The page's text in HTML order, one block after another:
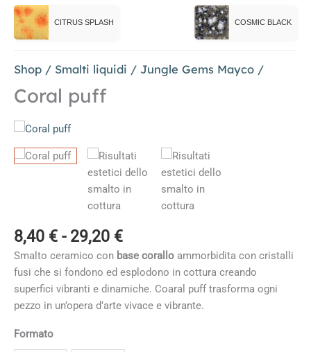
CITRUS SPLASH COSMIC BLACK
Shop / Smalti liquidi / Jungle Gems Mayco /
Coral puff
8,40 € - 29,20 €Fascia
di
prezzo:
da
8,40 €
Smalto ceramico con base corallo ammorbidita con cristalli
fusi che si fondono ed esplodono in cottura creando
superfici vibranti e dinamiche. Coaral puff trasforma ogni
pezzo in un’opera d’arte vivace e vibrante.
Formato